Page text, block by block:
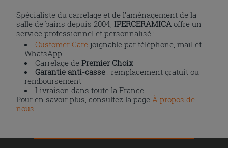
Spécialiste du carrelage et de l’aménagement de la
salle de bains depuis 2004,IPERCERAMICA offre un
service professionnel et personnalisé :
Customer Care joignable par téléphone, mail et
WhatsApp
Carrelage dePremier Choix
Garantie anti-casse : remplacement gratuit ou
remboursement
Livraison dans toute la France
Pour en savoir plus, consultez la page À propos de
nous